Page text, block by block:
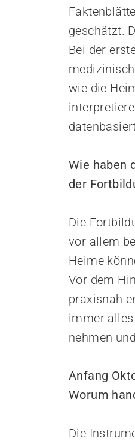
geschätzt.
Bei der
wie die
Wie haben
der
Die
vor allem
Heime
Vor dem
praxisnah
immer
nehmen
Anfang
Worum
Die